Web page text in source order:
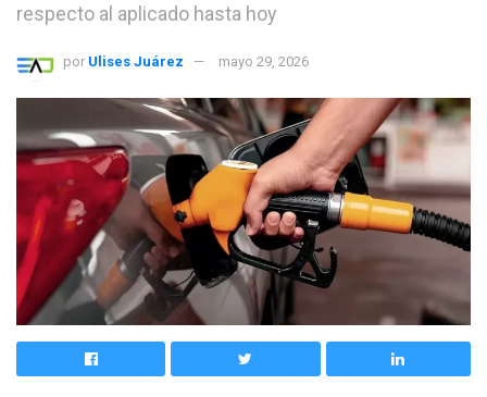
respecto al aplicado hasta hoy
por Ulises Juárez mayo 29, 2026